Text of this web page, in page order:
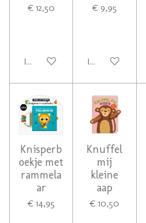
€ 12,50
In winkelwagen
€ 9,95
In winkelwagen
Knisperb
oekje met
rammela
ar
€ 14,95
Knuffel
mij
kleine
aap
€ 10,50